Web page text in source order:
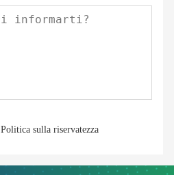
Politica sulla riservatezza